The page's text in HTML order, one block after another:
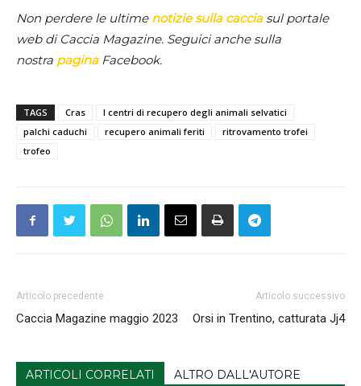
Non perdere le ultime notizie sulla cacciasul portale
web di Caccia Magazine. Seguici anche sulla
nostra pagina Facebook.
TAGS Cras
I centri di recupero degli animali selvatici
palchi caduchi
recupero animali feriti
ritrovamento trofei
trofeo
Articolo precedente
Caccia Magazine maggio 2023
Articolo successivo
Orsi in Trentino, catturata Jj4
ARTICOLI CORRELATI ALTRO DALL'AUTORE